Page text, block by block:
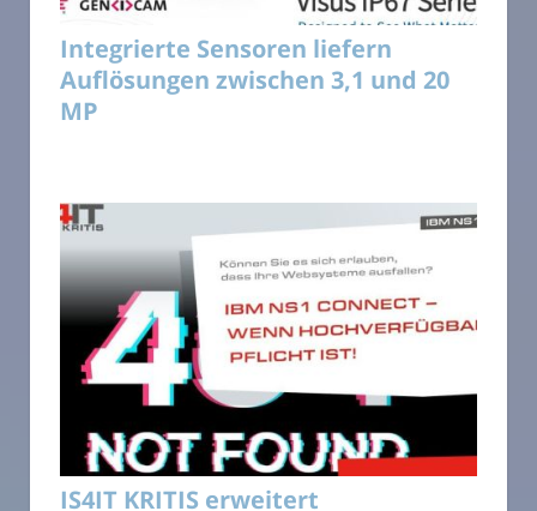
Integrierte Sensoren liefern
Auflösungen zwischen 3,1 und 20
MP
IS4IT KRITIS erweitert